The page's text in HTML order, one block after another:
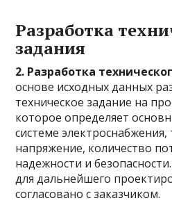
Разработка
задания
2. Разработка
основе исходных данных
техническое задание на
которое определяет
системе
напряжение, количество
надежности и
для дальнейшего
согласовано с заказчиком.